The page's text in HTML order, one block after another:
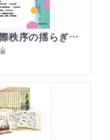
「リベラル国際秩序の揺らぎ」再考 年報政治学２０２６‐Ⅰ